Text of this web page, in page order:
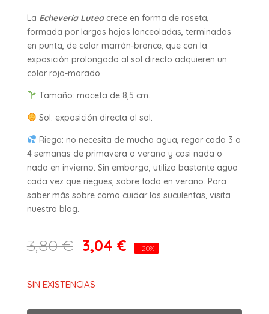
La Echeveria Luteacrece en forma de roseta,
formada por largas hojas lanceoladas, terminadas
en punta, de color marrón-bronce, que con la
exposición prolongada al sol directo adquieren un
color rojo-morado.
Tamaño: maceta de 8,5 cm.
Sol: exposición directa al sol.
Riego: no necesita de mucha agua, regar cada 3 o
4 semanas de primavera a verano y casi nada o
nada en invierno. Sin embargo, utiliza bastante agua
cada vez que riegues, sobre todo en verano. Para
saber más sobre como cuidar las suculentas, visita
nuestro blog.
3,80€ 3,04 € -20%
SIN EXISTENCIAS